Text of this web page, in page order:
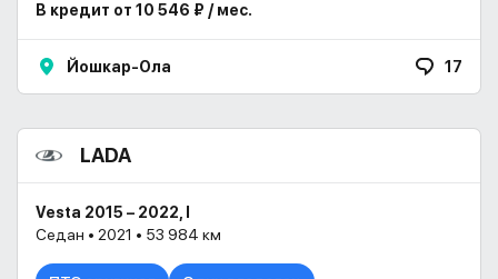
В кредит от 10 546 ₽ / мес.
Йошкар-Ола 17
LADA
Vesta 2015 – 2022, I
Седан • 2021 • 53 984 км